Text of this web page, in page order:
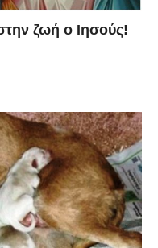
ζωή ο Ιησούς!